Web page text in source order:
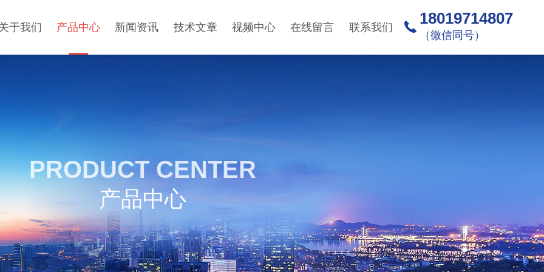
于我们 产品中心 新闻资讯 技术文章 视频中心 在线留言 联系我们 18019714807
（微信同号）
PRODUCT CENTER
产品中心